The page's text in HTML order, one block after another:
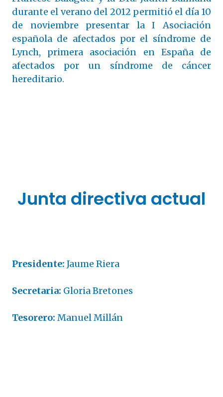
durante el verano del 2012 permitió el día 10
de noviembre presentar la I Asociación
española de afectados por el síndrome de
Lynch, primera asociación en España de
afectados por un síndrome de cáncer
hereditario.
Junta directiva actual
Presidente: Jaume Riera
Secretaria: Gloria Bretones
Tesorero: Manuel Millán